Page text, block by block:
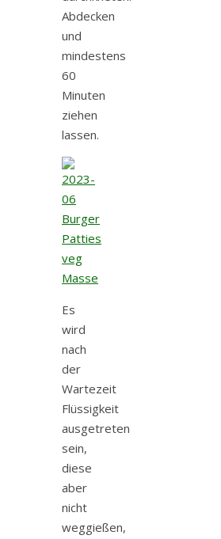
Abdecken
und
mindestens
60
Minuten
ziehen
lassen.
Es
wird
nach
der
Wartezeit
Flüssigkeit
ausgetreten
sein,
diese
aber
nicht
weggießen,